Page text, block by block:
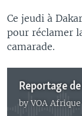
Ce jeudi à
pour réclamer
camarade.
byVOA Afrique
No